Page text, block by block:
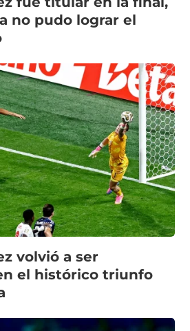
no pudo lograr el
volvió a ser
el histórico triunfo